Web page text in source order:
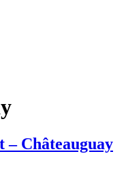
Châteauguay